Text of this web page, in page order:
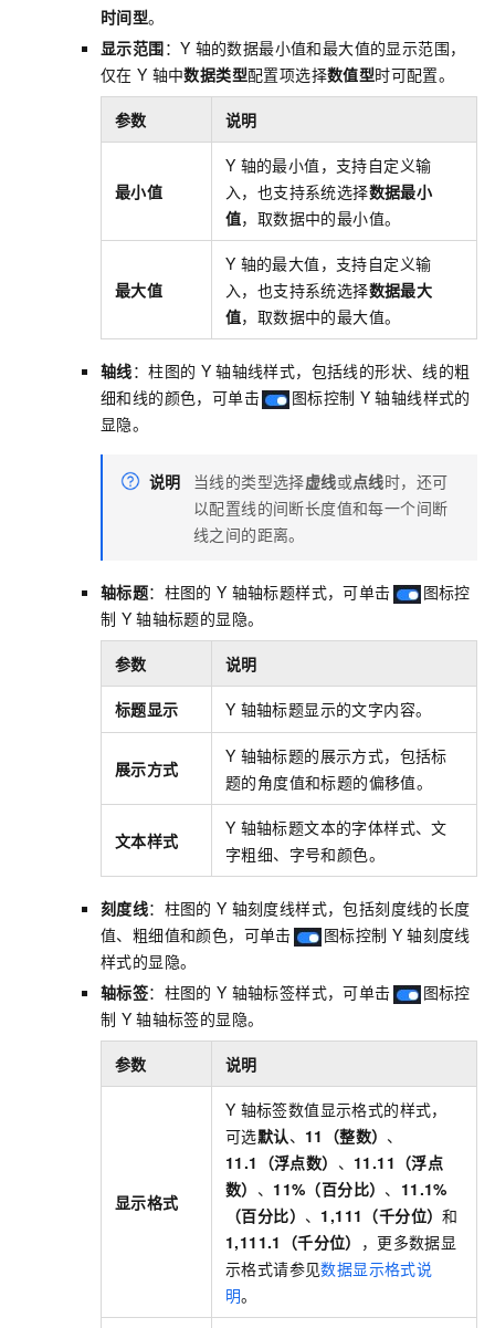
时间型。
显示范围：Y 轴的数据最小值和最大值的显示范围，
仅在 Y 轴中数据类型配置项选择数值型时可配置。
参数 说明
最小值
Y 轴的最小值，支持自定义输
入，也支持系统选择数据最小
值，取数据中的最小值。
最大值
Y 轴的最大值，支持自定义输
入，也支持系统选择数据最大
值，取数据中的最大值。
轴线：柱图的 Y 轴轴线样式，包括线的形状、线的粗
细和线的颜色，可单击
图标控制 Y 轴轴线样式的
显隐。
说明 当线的类型选择虚线或点线时，还可
以配置线的间断长度值和每一个间断
线之间的距离。
轴标题：柱图的 Y 轴轴标题样式，可单击
图标控
制 Y 轴轴标题的显隐。
参数 说明
标题显示 Y 轴轴标题显示的文字内容。
展示方式
Y 轴轴标题的展示方式，包括标
题的角度值和标题的偏移值。
文本样式
Y 轴轴标题文本的字体样式、文
字粗细、字号和颜色。
刻度线：柱图的 Y 轴刻度线样式，包括刻度线的长度
值、粗细值和颜色，可单击
图标控制 Y 轴刻度线
样式的显隐。
轴标签：柱图的 Y 轴轴标签样式，可单击
图标控
制 Y 轴轴标签的显隐。
参数 说明
显示格式
Y 轴标签数值显示格式的样式，
可选默认、 11（整数） 、
11.1（浮点数） 、 11.11（浮点
数） 、 11%（百分比） 、 11.1%
（百分比） 、 1,111（千分位）和
1,111.1（千分位） ，更多数据显
示格式请参见数据显示格式说
明。